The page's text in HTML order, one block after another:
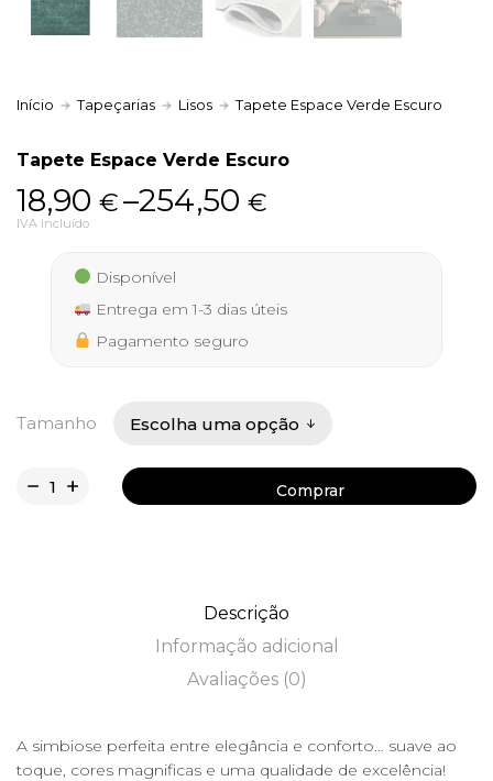
Início Tapeçarias Lisos Tapete Espace Verde Escuro
Tapete Espace Verde Escuro
18,90 €–254,50€
Price
range:
18,90 €
through
254,50 €
IVA incluído
Disponível
Entrega em 1-3 dias úteis
Pagamento seguro
Tamanho
Comprar
Descrição
Informação adicional
Avaliações (0)
A simbiose perfeita entre elegância e conforto… suave ao
toque, cores magnificas e uma qualidade de excelência!